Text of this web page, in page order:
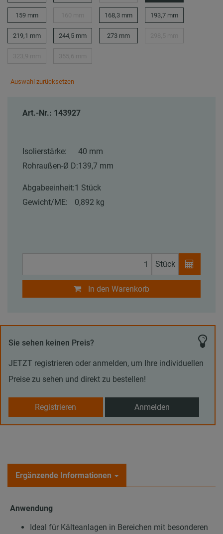
159 mm 168,3 mm 193,7 mm
219,1 mm 244,5 mm 273 mm
Auswahl zurücksetzen
Art.-Nr.: 143927
Isolierstärke:
40 mm
Rohraußen-Ø D:139,7 mm
Abgabeeinheit:1 Stück
Gewicht/ME:
0,892 kg
Stück
In den Warenkorb
Sie sehen keinen Preis?
JETZT registrieren oder anmelden, um Ihre individuellen
Preise zu sehen und direkt zu bestellen!
Registrieren Anmelden
Ergänzende Informationen
Anwendung
Ideal für Kälteanlagen in Bereichen mit besonderen